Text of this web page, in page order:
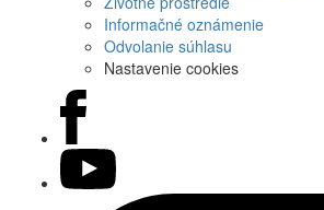
Informačné oznámenie
Odvolanie súhlasu
Nastavenie cookies